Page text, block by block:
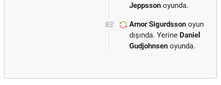
Jeppsson oyunda.
83' Arnor Sigurdsson oyun
dışında. Yerine Daniel
Gudjohnsen oyunda.